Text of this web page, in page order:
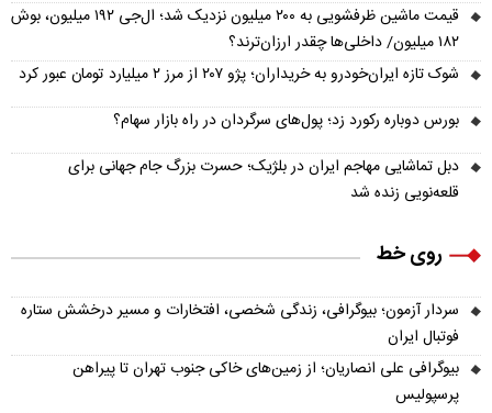
قیمت ماشین ظرفشویی به ۲۰۰ میلیون نزدیک شد؛ ال‌جی ۱۹۲ میلیون، بوش
۱۸۲ میلیون/ داخلی‌ها چقدر ارزان‌ترند؟
شوک تازه ایران‌خودرو به خریداران؛ پژو ۲۰۷ از مرز ۲ میلیارد تومان عبور کرد
بورس دوباره رکورد زد؛ پول‌های سرگردان در راه بازار سهام؟
دبل تماشایی مهاجم ایران در بلژیک؛ حسرت بزرگ جام جهانی برای
قلعه‌نویی زنده شد
روی خط
سردار آزمون؛ بیوگرافی، زندگی شخصی، افتخارات و مسیر درخشش ستاره
فوتبال ایران
بیوگرافی علی انصاریان؛ از زمین‌های خاکی جنوب تهران تا پیراهن
پرسپولیس